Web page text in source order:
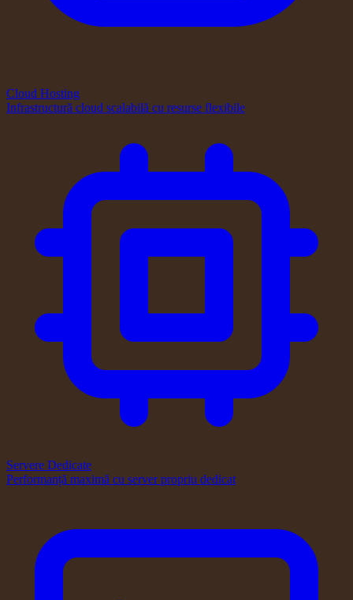
Cloud Hosting
Infrastructură cloud scalabilă cu resurse flexibile
Servere Dedicate
Performanță maximă cu server propriu dedicat